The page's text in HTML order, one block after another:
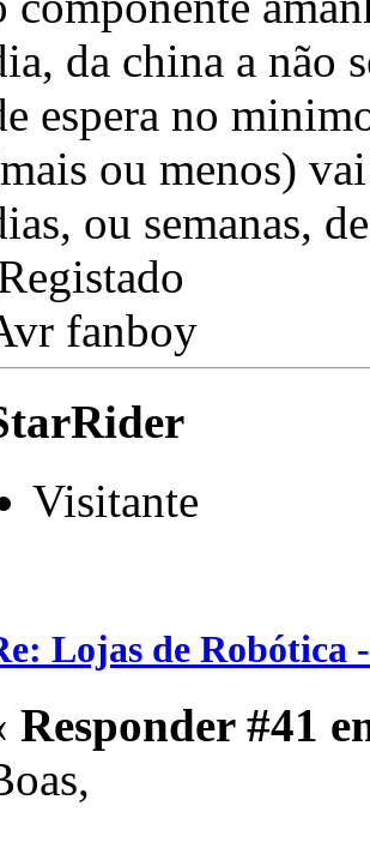
da china a não
espera no
ou menos)
ou semanas,
fanboy
Visitante
Lojas de Robótica
Responder #41